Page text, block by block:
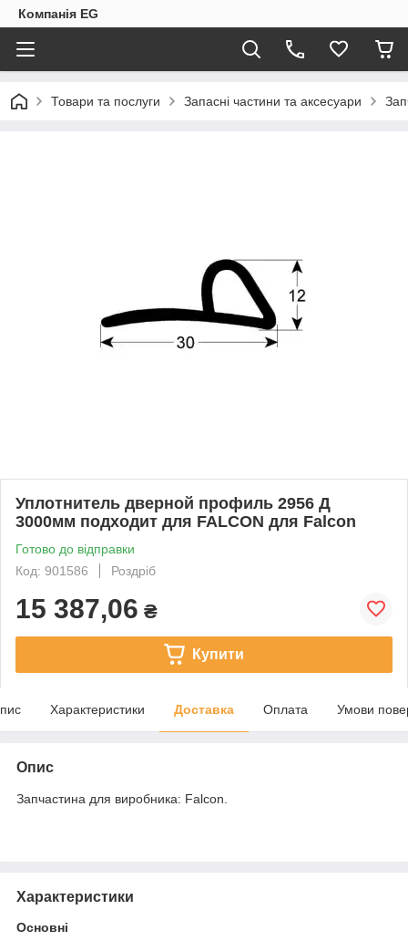
Компанія EG
Товари та послуги Запасні частини та аксесуари
Уплотнитель дверной профиль 2956 Д
3000мм подходит для FALCON для Falcon
Готово до відправки
Код: 901586
Роздріб
15 387,06 ₴
Купити
Характеристики Доставка Оплата Умови
Опис
Запчастина для виробника: Falcon.
Характеристики
Основні